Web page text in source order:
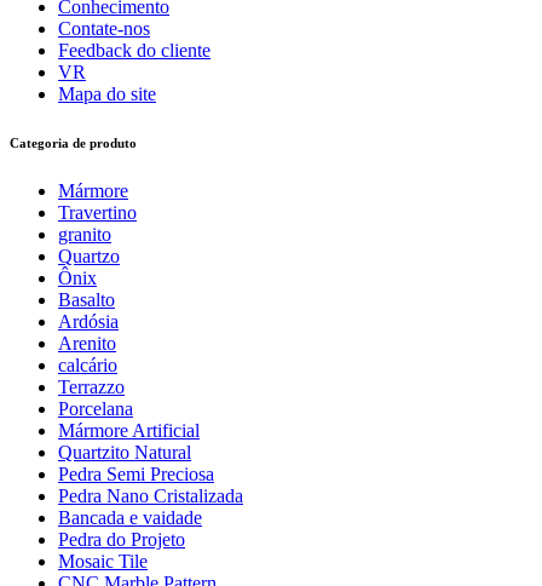
Conhecimento
Contate-nos
Feedback do cliente
VR
Mapa do site
Categoria de produto
Mármore
Travertino
granito
Quartzo
Ônix
Basalto
Ardósia
Arenito
calcário
Terrazzo
Porcelana
Mármore Artificial
Quartzito Natural
Pedra Semi Preciosa
Pedra Nano Cristalizada
Bancada e vaidade
Pedra do Projeto
Mosaic Tile